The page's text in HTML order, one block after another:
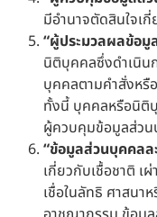
มีอำนาจตัดสินใจเ
“ผู้ประมวลผลข้อ
นิติบุคคลซึ่งดำเนิน
บุคคลตามคำสั่งห
ทั้งนี้ บุคคลหรือนิติ
ผู้ควบคุมข้อมูลส่ว
“ข้อมูลส่วนบุคคลล
เกี่ยวกับเชื้อชาติ เ
เชื่อในลัทธิ ศาสนา